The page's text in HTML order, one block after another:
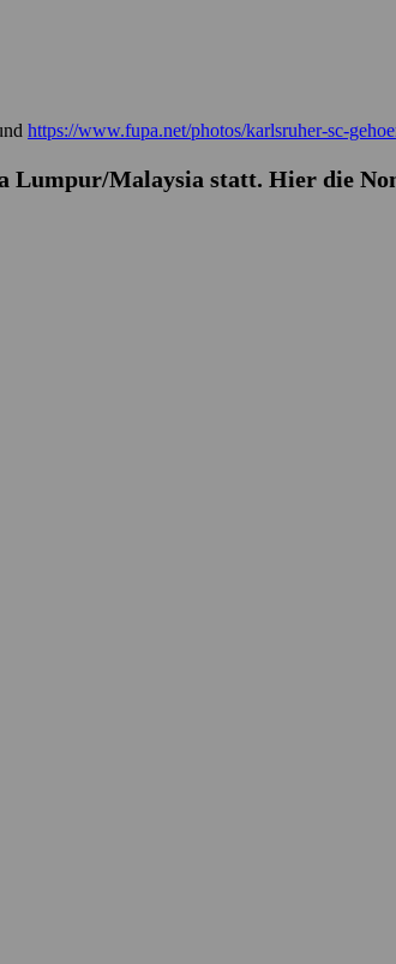
https://www.fupa.net/photos/karlsruher-sc-
Lumpur/Malaysia statt. Hier die